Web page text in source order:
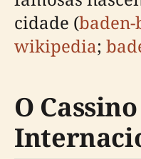
cidade (baden-
wikipedia;
O